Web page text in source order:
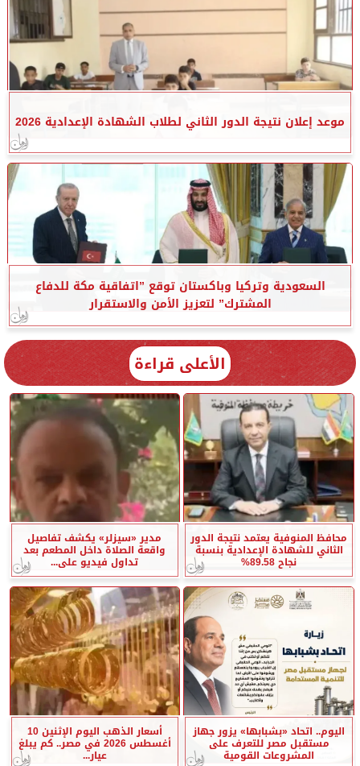
موعد إعلان نتيجة الدور الثاني لطلاب الشهادة الإعدادية 2026
السعودية وتركيا وباكستان توقع ”اتفاقية مكة للدفاع
المشترك” لتعزيز الأمن والاستقرار
الأعلى قراءة
محافظ المنوفية يعتمد نتيجة الدور
الثاني للشهادة الإعدادية بنسبة
نجاح 89.58%
مدير «سيزلر» يكشف تفاصيل
واقعة الصلاة داخل المطعم بعد
تداول فيديو على...
اليوم.. اتحاد «بشبابها» يزور جهاز
مستقبل مصر للتعرف على
المشروعات القومية
أسعار الذهب اليوم الإثنين 10
أغسطس 2026 في مصر.. كم يبلغ
عيار...